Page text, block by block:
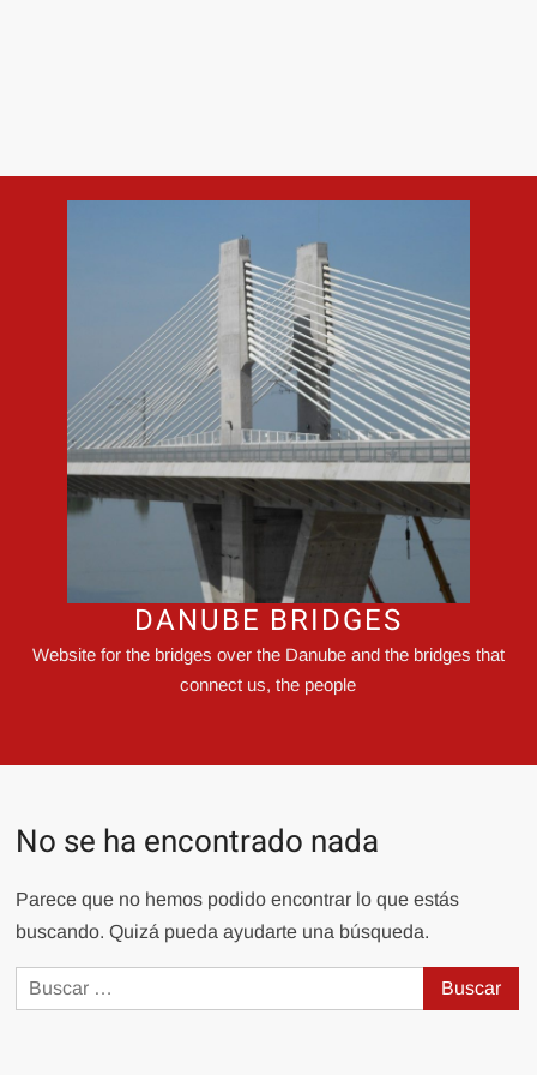
DANUBE BRIDGES
Website for the bridges over the Danube and the bridges that
connect us, the people
No se ha encontrado nada
Parece que no hemos podido encontrar lo que estás
buscando. Quizá pueda ayudarte una búsqueda.
Buscar: